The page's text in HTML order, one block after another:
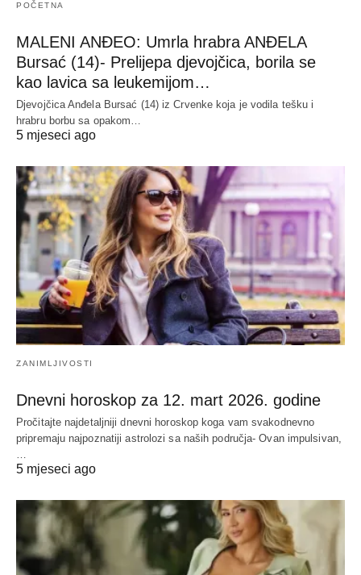
POČETNA
MALENI ANĐEO: Umrla hrabra ANĐELA
Bursać (14)- Prelijepa djevojčica, borila se
kao lavica sa leukemijom…
Djevojčica Anđela Bursać (14) iz Crvenke koja je vodila tešku i
hrabru borbu sa opakom…
5 mjeseci ago
ZANIMLJIVOSTI
Dnevni horoskop za 12. mart 2026. godine
Pročitajte najdetaljniji dnevni horoskop koga vam svakodnevno
pripremaju najpoznatiji astrolozi sa naših područja- Ovan impulsivan,
…
5 mjeseci ago